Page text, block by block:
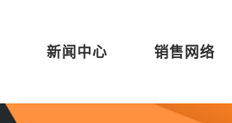
新闻中心 销售网络